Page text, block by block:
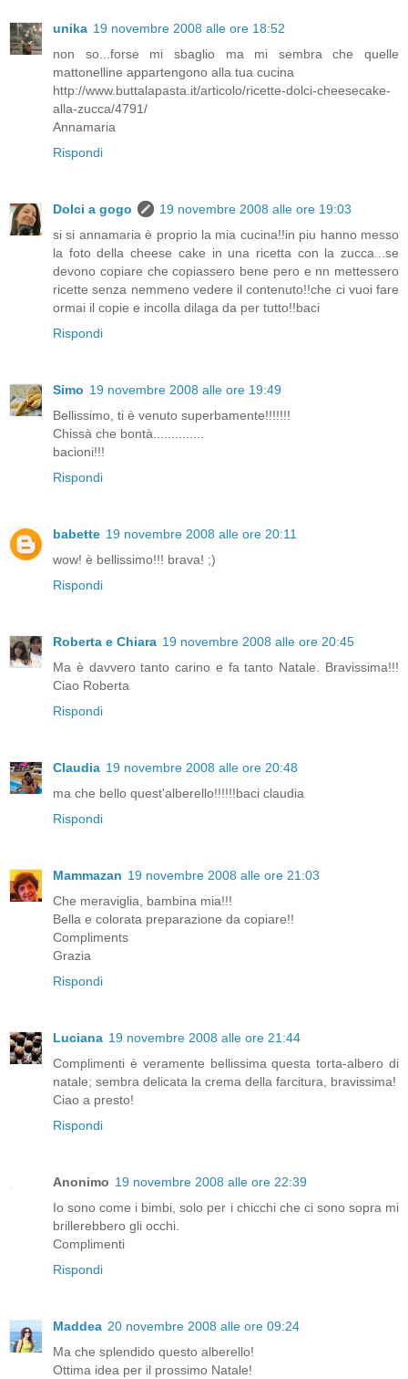
unika 19 novembre 2008 alle ore 18:52
non so...forse mi sbaglio ma mi sembra che quelle
mattonelline appartengono alla tua cucina
http://www.buttalapasta.it/articolo/ricette-dolci-cheesecake-
alla-zucca/4791/
Annamaria
Rispondi
Dolci a gogo
19 novembre 2008 alle ore 19:03
si si annamaria è proprio la mia cucina!!in piu hanno messo
la foto della cheese cake in una ricetta con la zucca...se
devono copiare che copiassero bene pero e nn mettessero
ricette senza nemmeno vedere il contenuto!!che ci vuoi fare
ormai il copie e incolla dilaga da per tutto!!baci
Rispondi
Simo 19 novembre 2008 alle ore 19:49
Bellissimo, ti è venuto superbamente!!!!!!!
Chissà che bontà..............
bacioni!!!
Rispondi
babette 19 novembre 2008 alle ore 20:11
wow! è bellissimo!!! brava! ;)
Rispondi
Roberta e Chiara 19 novembre 2008 alle ore 20:45
Ma è davvero tanto carino e fa tanto Natale. Bravissima!!!
Ciao Roberta
Rispondi
Claudia 19 novembre 2008 alle ore 20:48
ma che bello quest'alberello!!!!!!baci claudia
Rispondi
Mammazan 19 novembre 2008 alle ore 21:03
Che meraviglia, bambina mia!!!
Bella e colorata preparazione da copiare!!
Compliments
Grazia
Rispondi
Luciana 19 novembre 2008 alle ore 21:44
Complimenti è veramente bellissima questa torta-albero di
natale; sembra delicata la crema della farcitura, bravissima!
Ciao a presto!
Rispondi
Anonimo 19 novembre 2008 alle ore 22:39
Io sono come i bimbi, solo per i chicchi che ci sono sopra mi
brillerebbero gli occhi.
Complimenti
Rispondi
Maddea 20 novembre 2008 alle ore 09:24
Ma che splendido questo alberello!
Ottima idea per il prossimo Natale!